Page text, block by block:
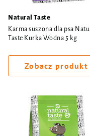
Natural Taste
Karma suszona dla psa
Taste Kurka Wodna 5 kg
Zobacz produkt